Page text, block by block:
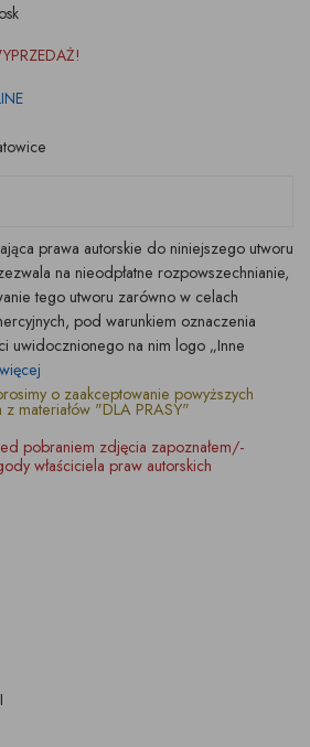
prawa autorskie do niniejszego utworu
na nieodpłatne rozpowszechnianie,
tego utworu zarówno w celach
pod warunkiem oznaczenia
uwidocznionego na nim logo „Inne
o zaakceptowanie powyższych
materiałów "DLA PRASY"
pobraniem zdjęcia zapoznałem/-
właściciela praw autorskich